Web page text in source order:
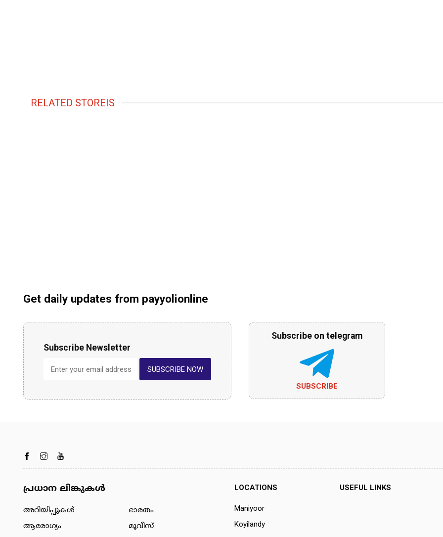
RELATED STOREIS
Get daily updates from payyolionline
Subscribe Newsletter
SUBSCRIBE NOW
Subscribe on telegram
SUBSCRIBE
പ്രധാന ലിങ്കുകൾ
അറിയിപ്പുകള്‍
ആരോഗ്യം
ഭാരതം
മൂവീസ്
LOCATIONS
Maniyoor
Koyilandy
USEFUL LINKS